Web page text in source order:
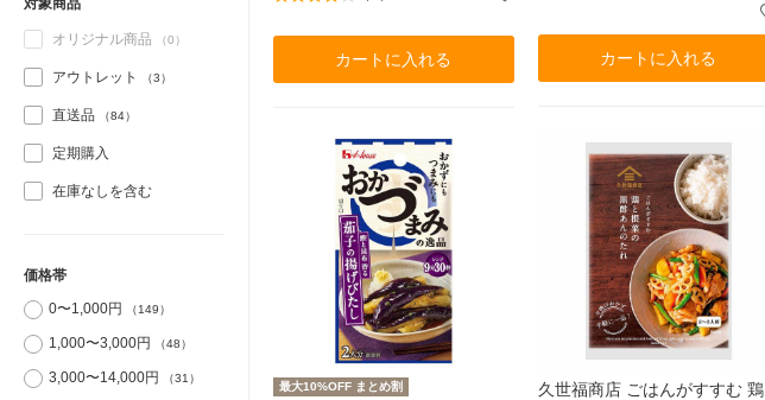
対象商品
オリジナル商品 （0）
アウトレット （3）
直送品 （84）
定期購入
在庫なしを含む
価格帯
0〜1,000円
（149）
1,000〜3,000円 （48）
3,000〜14,000円 （31）
カートに入れる カートに入れる
最大10%OFF まとめ割
久世福商店 ごはんがすすむ 鶏